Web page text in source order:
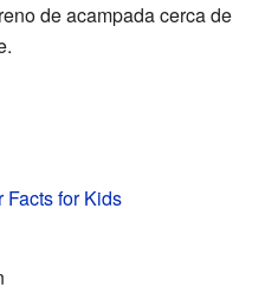
de acampada cerca de
Facts for Kids